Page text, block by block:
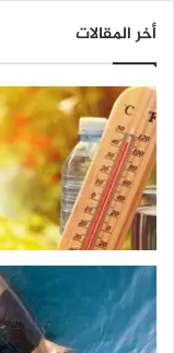
أخر المقالات